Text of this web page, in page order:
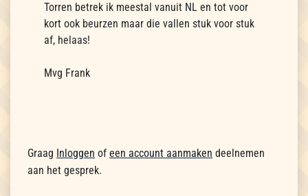
Torren betrek ik meestal vanuit NL en tot voor
kort ook beurzen maar die vallen stuk voor stuk
af, helaas!
Mvg Frank
Graag Inloggen of een account aanmaken deelnemen
aan het gesprek.